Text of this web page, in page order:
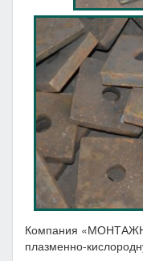
Компания
плазменно-